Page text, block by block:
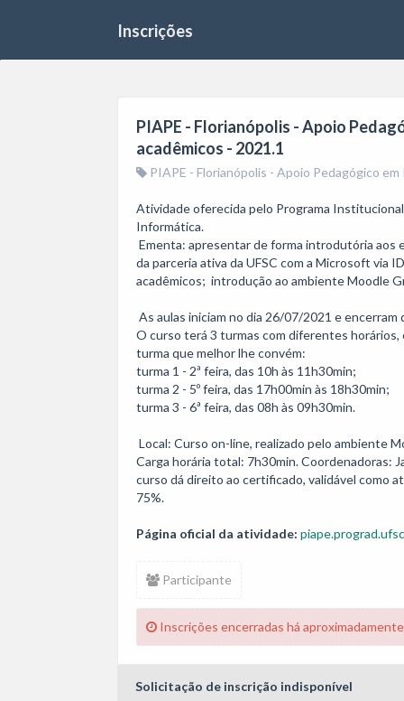
Inscrições
PIAPE - Florianópolis - Apoio
acadêmicos - 2021.1
PIAPE - Florianópolis - Apoio Pedagógico
Atividade oferecida pelo Programa
Informática.
da parceria ativa da UFSC com a Microsoft via
acadêmicos;  introdução ao ambiente Moodle
O curso terá 3 turmas com diferentes
turma que melhor lhe convém:
turma 1 - 2ª feira, das 10h às 11h30min;
turma 2 - 5º feira, das 17h00min às 18h30min;
turma 3 - 6ª feira, das 08h às 09h30min.
Carga horária total: 7h30min. Coordenadoras:
curso dá direito ao certificado, validável como
75%.
Página oficial da atividade:
Participante
Inscrições encerradas há
Solicitação de inscrição indisponível